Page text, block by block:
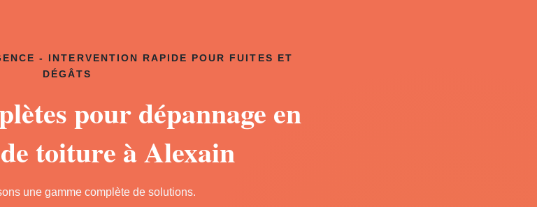
- INTERVENTION RAPIDE POUR FUITES ET
DÉGÂTS
pour dépannage en
toiture à Alexain
une gamme complète de solutions.